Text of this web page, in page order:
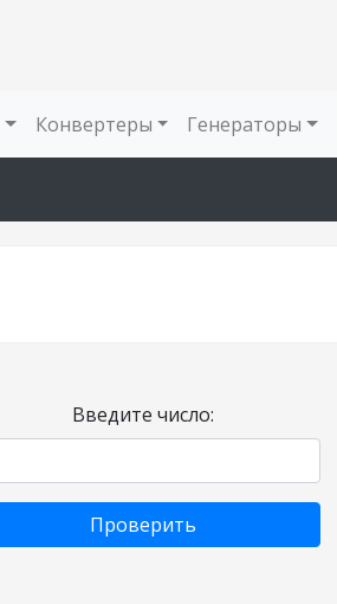
Конвертеры Генераторы
Введите число:
Проверить